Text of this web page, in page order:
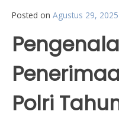
Posted on Agustus 29, 2025
Polri